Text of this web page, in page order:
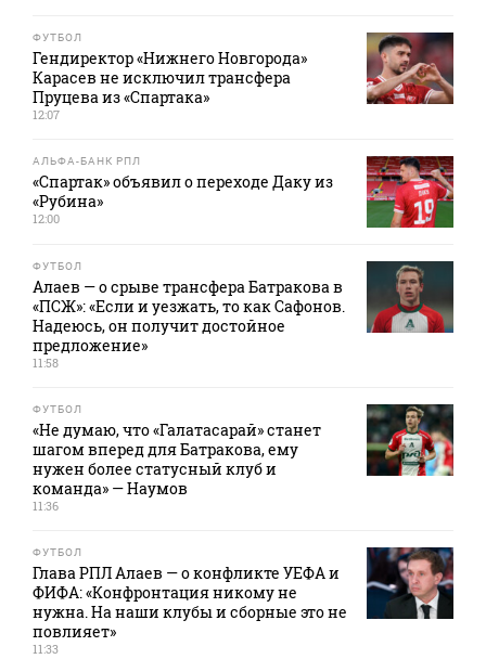
ФУТБОЛ
Гендиректор «Нижнего Новгорода»
Карасев не исключил трансфера
Пруцева из «Спартака»
12:07
АЛЬФА-БАНК РПЛ
«Спартак» объявил о переходе Даку из
«Рубина»
12:00
ФУТБОЛ
Алаев — о срыве трансфера Батракова в
«ПСЖ»: «Если и уезжать, то как Сафонов.
Надеюсь, он получит достойное
предложение»
11:58
ФУТБОЛ
«Не думаю, что «Галатасарай» станет
шагом вперед для Батракова, ему
нужен более статусный клуб и
команда» — Наумов
11:36
ФУТБОЛ
Глава РПЛ Алаев — о конфликте УЕФА и
ФИФА: «Конфронтация никому не
нужна. На наши клубы и сборные это не
повлияет»
11:33